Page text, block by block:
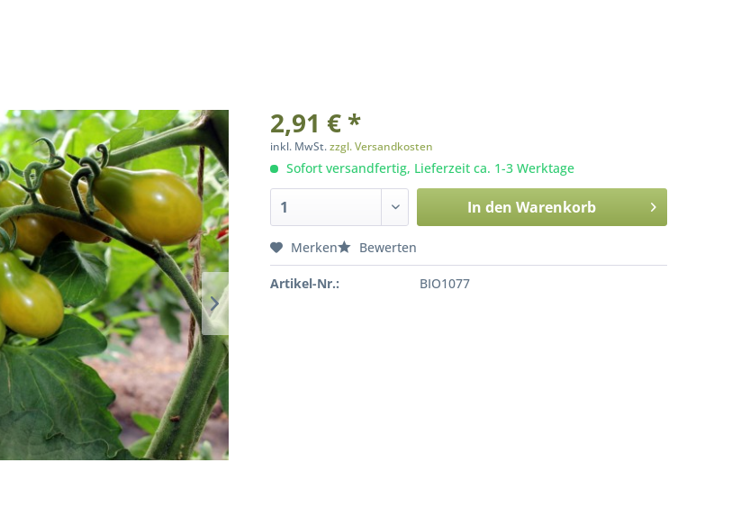
2,91 € *
inkl. MwSt.zzgl. Versandkosten
Sofort versandfertig, Lieferzeit ca. 1-3 Werktage
In den Warenkorb
Merken Bewerten
Artikel-Nr.: BIO1077